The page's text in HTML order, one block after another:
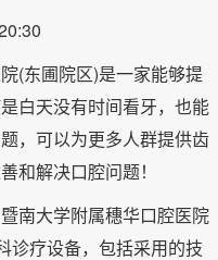
(东圃院区)是一家能够提
白天没有时间看牙，也能
，可以为更多人群提供齿
和解决口腔问题！
南大学附属穗华口腔医院
诊疗设备，包括采用的技